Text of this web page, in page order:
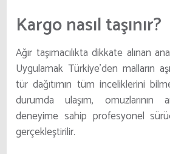
Kargo nasıl taşınır?
Ağır taşımacılıkta dikkate alınan
Uygulamak Türkiye’den malların
tür dağıtımın tüm inceliklerini
durumda ulaşım, omuzlarının
deneyime sahip profesyonel
gerçekleştirilir.